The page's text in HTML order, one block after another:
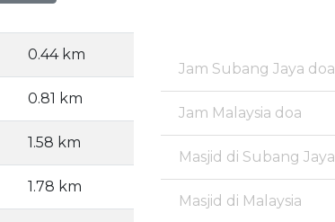
0.44 km
0.81 km
1.58 km
1.78 km
Jam Subang Jaya doa
Jam Malaysia doa
Masjid di Subang Jaya
Masjid di Malaysia